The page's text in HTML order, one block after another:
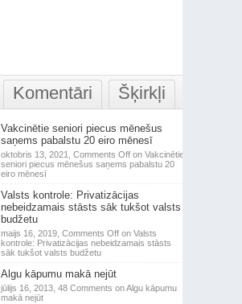
Komentāri Šķirkļi
Vakcinētie seniori piecus mēnešus
saņems pabalstu 20 eiro mēnesī
oktobris 13, 2021, Comments Offon Vakcinētie
seniori piecus mēnešus saņems pabalstu 20
eiro mēnesī
Valsts kontrole: Privatizācijas
nebeidzamais stāsts sāk tukšot valsts
budžetu
maijs 16, 2019, Comments Offon Valsts
kontrole: Privatizācijas nebeidzamais stāsts
sāk tukšot valsts budžetu
Algu kāpumu makā nejūt
jūlijs 16, 2013, 48 Comments on Algu kāpumu
makā nejūt